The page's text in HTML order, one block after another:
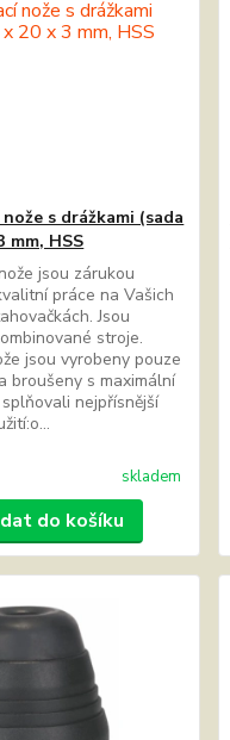
s drážkami (sada
mm, HSS
jsou zárukou
práce na Vašich
Jsou
stroje.
jsou vyrobeny pouze
broušeny s maximální
nejpřísnější
skladem
do košíku